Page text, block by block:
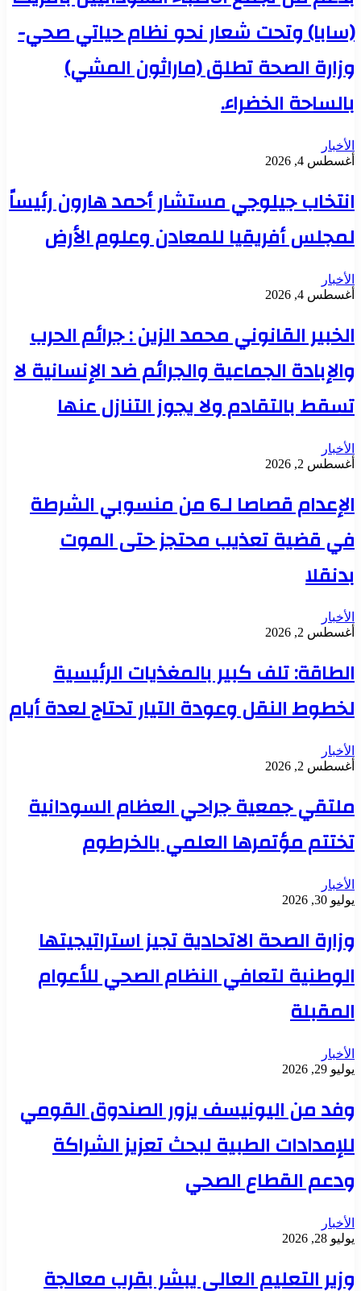
(سابا) وتحت شعار نحو نظام حياتي صحي-
وزارة الصحة تطلق (ماراثون المشي)
بالساحة الخضراء.
الأخبار
أغسطس 4, 2026
انتخاب جيلوجي مستشار أحمد هارون رئيساً
لمجلس أفريقيا للمعادن وعلوم الأرض
الأخبار
أغسطس 4, 2026
الخبير القانوني محمد الزين : جرائم الحرب
والإبادة الجماعية والجرائم ضد الإنسانية لا
تسقط بالتقادم ولا يجوز التنازل عنها
الأخبار
أغسطس 2, 2026
الإعدام قصاصا لـ6 من منسوبي الشرطة
في قضية تعذيب محتجز حتى الموت
بدنقلا
الأخبار
أغسطس 2, 2026
الطاقة: تلف كبير بالمغذيات الرئيسية
لخطوط النقل وعودة التيار تحتاج لعدة أيام
الأخبار
أغسطس 2, 2026
ملتقي جمعية جراحي العظام السودانية
تختتم مؤتمرها العلمي بالخرطوم
الأخبار
يوليو 30, 2026
وزارة الصحة الاتحادية تجيز استراتيجيتها
الوطنية لتعافي النظام الصحي للأعوام
المقبلة
الأخبار
يوليو 29, 2026
وفد من اليونيسف يزور الصندوق القومي
للإمدادات الطبية لبحث تعزيز الشراكة
ودعم القطاع الصحي
الأخبار
يوليو 28, 2026
وزير التعليم العالي يبشر بقرب معالجة